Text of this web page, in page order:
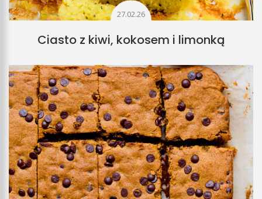
27.02.26
Ciasto z kiwi, kokosem i limonką